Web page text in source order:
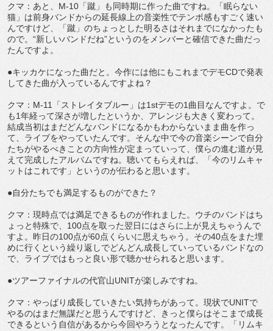
クマ：あと、M-10「蹴」も同時期に作った曲ですね。「眠らない
猫」は前身バンドからの延長線上の音楽性でテンポ感もすごく速い
んですけど、「蹴」のちょっとした明るさはそれまでになかったも
ので。“新しいバンドだね”というのをメンバーと確信できた曲だっ
たんですよ。
●キッカケになった曲だと。今作には他にもこれまでデモCDで発表
してきた曲が入っているんですよね？
クマ：M-11「ストレイタブルー」は1stデモの1曲目なんですよ。で
も1年経って深さが増したというか、アレンジも大きく変わって。
結成当初はまだどんなバンドになるかもわからないまま曲を作っ
て、ライブをやっていたんです。そんな中で今の音楽シーンで自分
たちがやるべきことの方向性が定まっていって、僕らの進む道が見
えて完成したアルバムですね。聴いてもらえれば、「今のリムキャ
ットはこれです」というのが伝わると思います。
●自分たちでも満足するものができた？
クマ：現時点では満足できるものが作れました。ウチのバンドはち
ょっと特殊で、100点を取った翌日にはさらに上が見えちゃうんで
すよ。昨日の100点が60点くらいに思えちゃう。その40点をまた埋
めに行くという繰り返しでどんどん成長していっているバンドなの
で、ライブではもっと良い形で聴かせられると思います。
●ツアーファイナルの代官山UNITが楽しみですね。
クマ：やっぱり成長していきたい気持ちがあって。現状でUNITで
やるのはまだ無謀だと思うんですけど、きっと僕らはそこまで成長
できるという自信があるから今回やろうとなったんです。「リムキ